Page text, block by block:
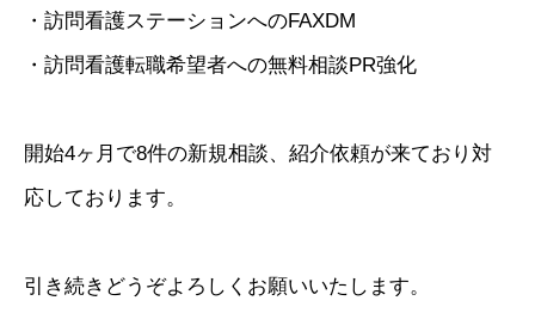
・訪問看護ステーションへのFAXDM
・訪問看護転職希望者への無料相談PR強化
開始4ヶ月で8件の新規相談、紹介依頼が来ており対
応しております。
引き続きどうぞよろしくお願いいたします。